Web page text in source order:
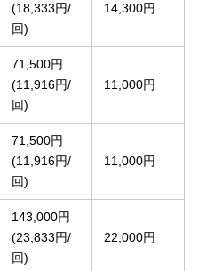
(18,333円/
回)
14,300円
71,500円
(11,916円/
回)
11,000円
71,500円
(11,916円/
回)
11,000円
143,000円
(23,833円/
回)
22,000円